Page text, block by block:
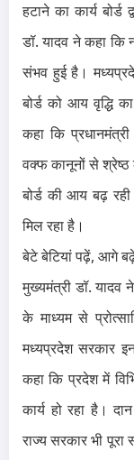
हटाने का कार्य बोर्ड
डॉ. यादव ने कहा
संभव हुई है।
बोर्ड को आय वृद्धि
कहा कि
वक्फ कानूनों से श्रेष्ठ
बोर्ड की आय बढ़
मिल रहा है।
बेटे बेटियां पढ़ें, आगे
मुख्यमंत्री डॉ. यादव
के माध्यम से
मध्यप्रदेश सरकार
कहा कि प्रदेश में
कार्य हो रहा है।
राज्य सरकार भी